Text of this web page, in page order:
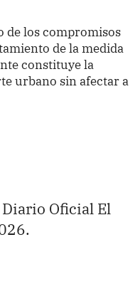
de los compromisos
de la medida
constituye la
urbano sin afectar a
Diario Oficial El